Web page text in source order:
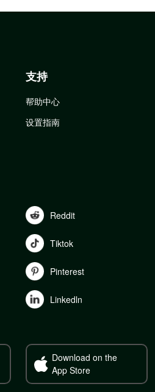
支持
帮助中心
设置指南
Reddit
Tiktok
Pinterest
Linkedln
Download on the
App Store